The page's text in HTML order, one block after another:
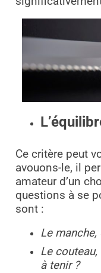
Ce critère peut
avouons-le, il
amateur d’un
questions à se
sont :
Le
Le
à tenir ?